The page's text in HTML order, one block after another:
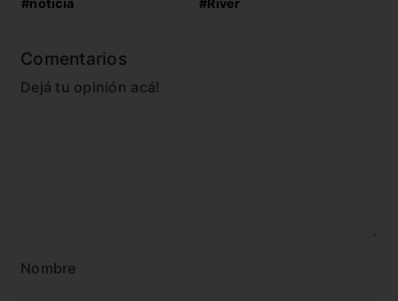
Comentarios
Dejá tu opinión acá!
Nombre